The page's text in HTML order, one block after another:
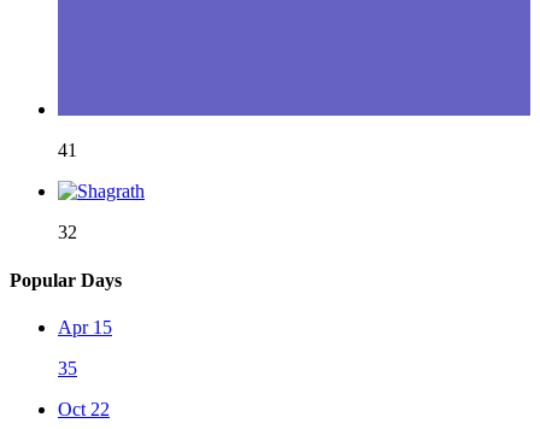
41
32
Popular Days
Apr 15
35
Oct 22